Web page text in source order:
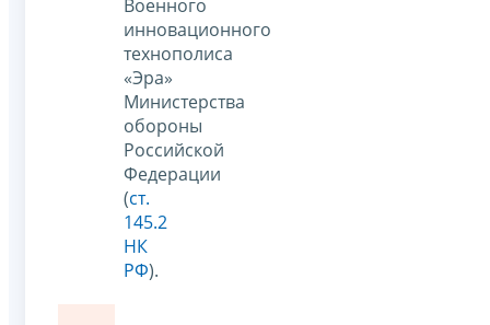
Военного
инновационного
технополиса
«Эра»
Министерства
обороны
Российской
Федерации
(ст.
145.2
НК
РФ).